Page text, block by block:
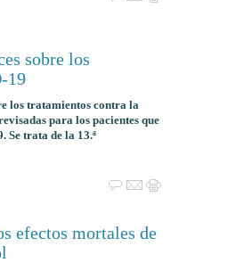
sobre los
19
los tratamientos contra la
para los pacientes que
Se trata de la 13.ª
efectos mortales de